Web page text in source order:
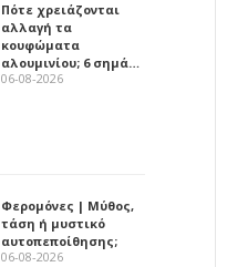
Πότε χρειάζονται
αλλαγή τα
κουφώματα
αλουμινίου; 6 σημά…
06-08-2026
Φερομόνες | Μύθος,
τάση ή μυστικό
αυτοπεποίθησης;
06-08-2026